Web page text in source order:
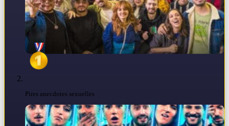
Pires anecdotes sexuelles